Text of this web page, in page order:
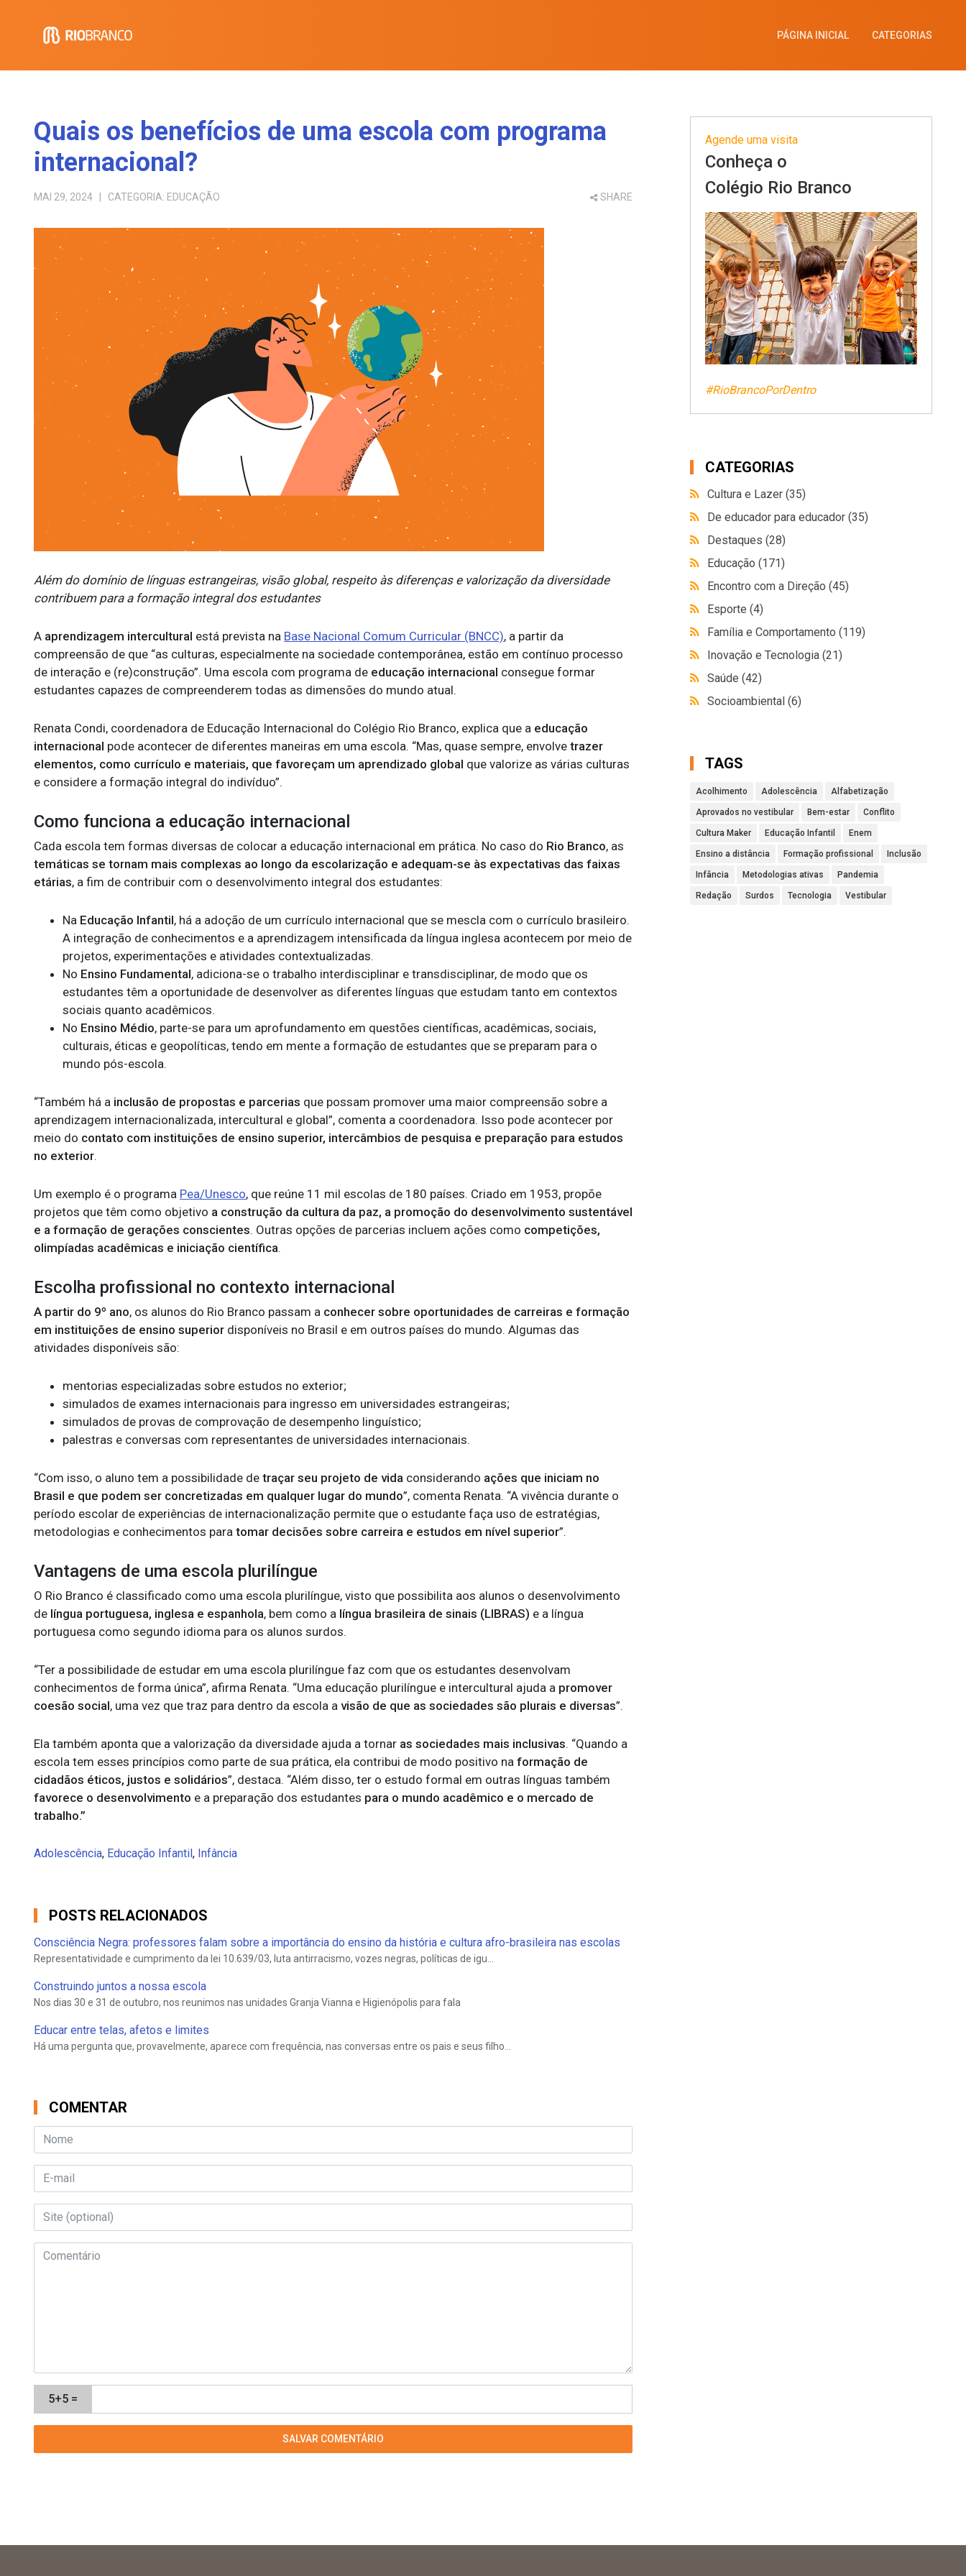
PÁGINA INICIAL CATEGORIAS
Quais os benefícios de uma escola com programa
internacional?
MAI 29, 2024 | CATEGORIA: EDUCAÇÃO SHARE
Além do domínio de línguas estrangeiras, visão global, respeito às diferenças e valorização da diversidade
contribuem para a formação integral dos estudantes
A aprendizagem intercultural está prevista na Base Nacional Comum Curricular (BNCC), a partir da
compreensão de que “as culturas, especialmente na sociedade contemporânea, estão em contínuo processo
de interação e (re)construção”. Uma escola com programa de educação internacional consegue formar
estudantes capazes de compreenderem todas as dimensões do mundo atual.
Renata Condi, coordenadora de Educação Internacional do Colégio Rio Branco, explica que a educação
internacional pode acontecer de diferentes maneiras em uma escola. “Mas, quase sempre, envolve trazer
elementos, como currículo e materiais, que favoreçam um aprendizado global que valorize as várias culturas
e considere a formação integral do indivíduo”.
Como funciona a educação internacional
Cada escola tem formas diversas de colocar a educação internacional em prática. No caso do Rio Branco, as
temáticas se tornam mais complexas ao longo da escolarização e adequam-se às expectativas das faixas
etárias, a fim de contribuir com o desenvolvimento integral dos estudantes:
Na Educação Infantil, há a adoção de um currículo internacional que se mescla com o currículo brasileiro.
A integração de conhecimentos e a aprendizagem intensificada da língua inglesa acontecem por meio de
projetos, experimentações e atividades contextualizadas.
No Ensino Fundamental, adiciona-se o trabalho interdisciplinar e transdisciplinar, de modo que os
estudantes têm a oportunidade de desenvolver as diferentes línguas que estudam tanto em contextos
sociais quanto acadêmicos.
No Ensino Médio, parte-se para um aprofundamento em questões científicas, acadêmicas, sociais,
culturais, éticas e geopolíticas, tendo em mente a formação de estudantes que se preparam para o
mundo pós-escola.
“Também há a inclusão de propostas e parcerias que possam promover uma maior compreensão sobre a
aprendizagem internacionalizada, intercultural e global”, comenta a coordenadora. Isso pode acontecer por
meio do contato com instituições de ensino superior, intercâmbios de pesquisa e preparação para estudos
no exterior.
Um exemplo é o programa Pea/Unesco, que reúne 11 mil escolas de 180 países. Criado em 1953, propõe
projetos que têm como objetivo a construção da cultura da paz, a promoção do desenvolvimento sustentável
e a formação de gerações conscientes. Outras opções de parcerias incluem ações como competições,
olimpíadas acadêmicas e iniciação científica.
Escolha profissional no contexto internacional
A partir do 9º ano, os alunos do Rio Branco passam a conhecer sobre oportunidades de carreiras e formação
em instituições de ensino superior disponíveis no Brasil e em outros países do mundo. Algumas das
atividades disponíveis são:
mentorias especializadas sobre estudos no exterior;
simulados de exames internacionais para ingresso em universidades estrangeiras;
simulados de provas de comprovação de desempenho linguístico;
palestras e conversas com representantes de universidades internacionais.
“Com isso, o aluno tem a possibilidade de traçar seu projeto de vida considerando ações que iniciam no
Brasil e que podem ser concretizadas em qualquer lugar do mundo”, comenta Renata. “A vivência durante o
período escolar de experiências de internacionalização permite que o estudante faça uso de estratégias,
metodologias e conhecimentos para tomar decisões sobre carreira e estudos em nível superior”.
Vantagens de uma escola plurilíngue
O Rio Branco é classificado como uma escola plurilíngue, visto que possibilita aos alunos o desenvolvimento
de língua portuguesa, inglesa e espanhola, bem como a língua brasileira de sinais (LIBRAS) e a língua
portuguesa como segundo idioma para os alunos surdos.
“Ter a possibilidade de estudar em uma escola plurilíngue faz com que os estudantes desenvolvam
conhecimentos de forma única”, afirma Renata. “Uma educação plurilíngue e intercultural ajuda a promover
coesão social, uma vez que traz para dentro da escola a visão de que as sociedades são plurais e diversas”.
Ela também aponta que a valorização da diversidade ajuda a tornar as sociedades mais inclusivas. “Quando a
escola tem esses princípios como parte de sua prática, ela contribui de modo positivo na formação de
cidadãos éticos, justos e solidários”, destaca. “Além disso, ter o estudo formal em outras línguas também
favorece o desenvolvimento e a preparação dos estudantes para o mundo acadêmico e o mercado de
trabalho.”
Adolescência, Educação Infantil, Infância
POSTS RELACIONADOS
Consciência Negra: professores falam sobre a importância do ensino da história e cultura afro-brasileira nas escolas
Representatividade e cumprimento da lei 10.639/03, luta antirracismo, vozes negras, políticas de igu...
Construindo juntos a nossa escola
Nos dias 30 e 31 de outubro, nos reunimos nas unidades Granja Vianna e Higienópolis para fala
Educar entre telas, afetos e limites
Há uma pergunta que, provavelmente, aparece com frequência, nas conversas entre os pais e seus filho...
COMENTAR
5+5 =
Agende uma visita
Conheça o
Colégio Rio Branco
#RioBrancoPorDentro
CATEGORIAS
Cultura e Lazer(35)
De educador para educador(35)
Destaques(28)
Educação(171)
Encontro com a Direção(45)
Esporte(4)
Família e Comportamento(119)
Inovação e Tecnologia(21)
Saúde(42)
Socioambiental(6)
TAGS
Acolhimento Adolescência Alfabetização
Aprovados no vestibular Bem-estar Conflito
Cultura Maker Educação Infantil Enem
Ensino a distância Formação profissional Inclusão
Infância Metodologias ativas Pandemia
Redação Surdos Tecnologia Vestibular